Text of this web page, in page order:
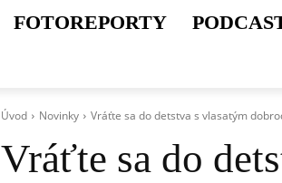
FOTOREPORTY
Úvod Novinky Vráťte sa do detstva s vlasatým
Vráťte sa do